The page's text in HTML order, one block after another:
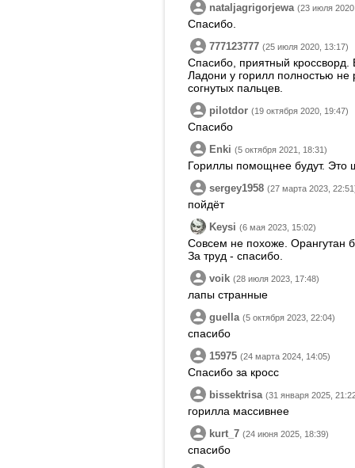
nataljagrigorjewa (23 июля
Спасибо.
777123777 (25 июля 2020, 13:17)
Спасибо, приятный
Ладони у горилл полностью
согнутых пальцев.
pilotdor (19 октября 2020, 19:47)
Спасибо
Enki (5 октября 2021, 18:31)
Гориллы помощнее будут. Это
sergey1958 (27 марта 2023,
пойдёт
Keysi (6 мая 2023, 15:02)
Совсем не похоже. Орангутан
За труд - спасибо.
voik (28 июля 2023, 17:48)
лапы странные
guella (5 октября 2023, 22:04)
спасибо
15975 (24 марта 2024, 14:05)
Спасибо за кросс
bissektrisa (31 января 2025,
горилла массивнее
kurt_7 (24 июня 2025, 18:39)
спасибо